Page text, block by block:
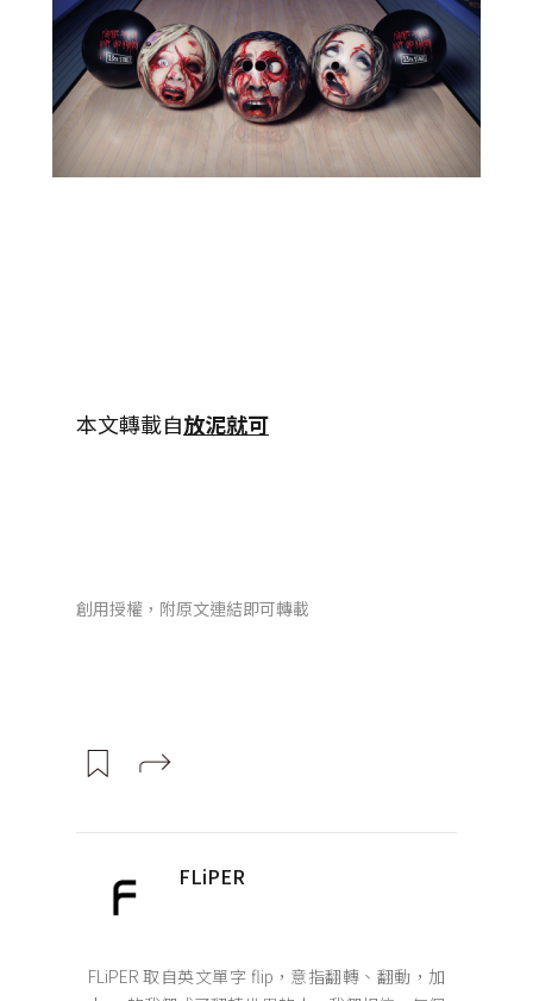
本文轉載自放泥就可
創用授權，附原文連結即可轉載
FLiPER
FLiPER 取自英文單字 flip，意指翻轉、翻動，加